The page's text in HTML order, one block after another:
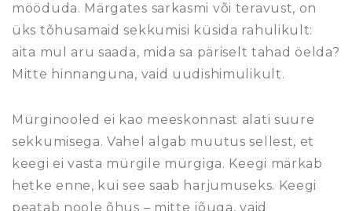
mööduda. Märgates sarkasmi või teravust, on
üks tõhusamaid sekkumisi küsida rahulikult:
aita mul aru saada, mida sa päriselt tahad öelda?
Mitte hinnanguna, vaid uudishimulikult.
Mürginooled ei kao meeskonnast alati suure
sekkumisega. Vahel algab muutus sellest, et
keegi ei vasta mürgile mürgiga. Keegi märkab
hetke enne, kui see saab harjumuseks. Keegi
peatab noole õhus – mitte jõuga, vaid